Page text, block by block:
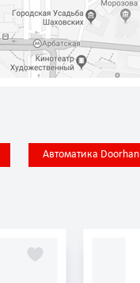
Автоматика Doorhan